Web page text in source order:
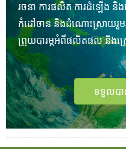
រចនា ការផលិត ការដំឡើង និង
កំដៅចាន និងដំណោះស្រាយរួមរ
ព្រួយបារម្ភអំពីផលិតផល និង
ទទួលប